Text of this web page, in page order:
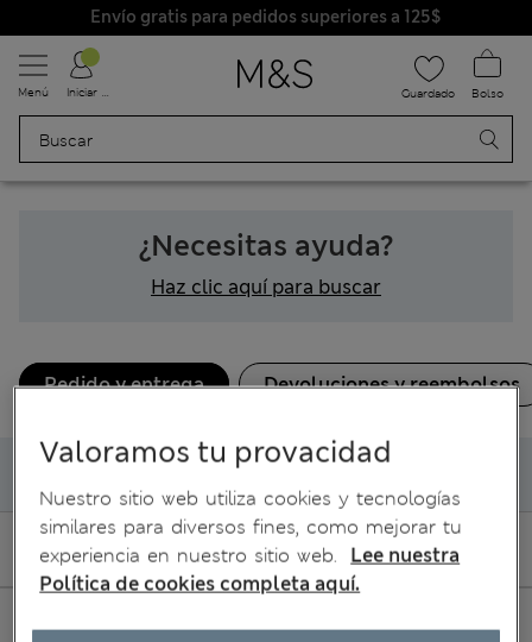
Envío gratis para pedidos superiores a 125$
Menú Iniciar sesión Guardado Bolso
¿Necesitas ayuda?
Haz clic aquí para buscar
Pedido y entrega Devoluciones y reembolsos
Editar mi pedido
Cómo comprar
Valoramos tu provacidad
Nuestro sitio web utiliza cookies y tecnologías
similares para diversos fines, como mejorar tu
experiencia en nuestro sitio web.
Lee nuestra
Política de cookies completa aquí.